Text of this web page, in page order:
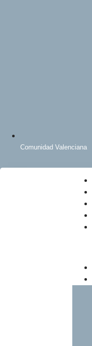
Comunidad Valenciana